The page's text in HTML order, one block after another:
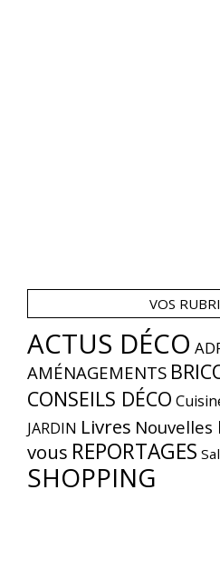
VOS
ACTUS DÉCO
AMÉNAGEMENTS
CONSEILS DÉCO
JARDIN Livres
vous REPORTAGES
SHOPPING